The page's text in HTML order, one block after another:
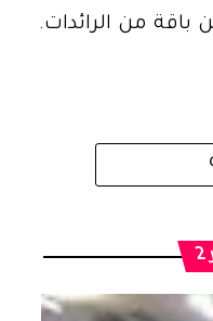
باقة من الرائدات.
2